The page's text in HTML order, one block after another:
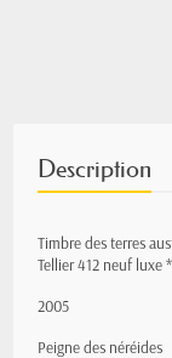
Description
Timbre des terres
Tellier 412 neuf luxe
2005
Peigne des néréides